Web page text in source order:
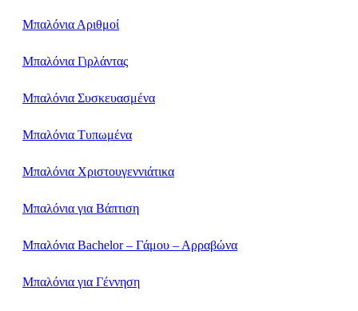
Μπαλόνια Αριθμοί
Μπαλόνια Γιρλάντας
Μπαλόνια Συσκευασμένα
Μπαλόνια Τυπωμένα
Μπαλόνια Χριστουγεννιάτικα
Μπαλόνια για Βάπτιση
Μπαλόνια Bachelor – Γάμου – Αρραβώνα
Μπαλόνια για Γέννηση